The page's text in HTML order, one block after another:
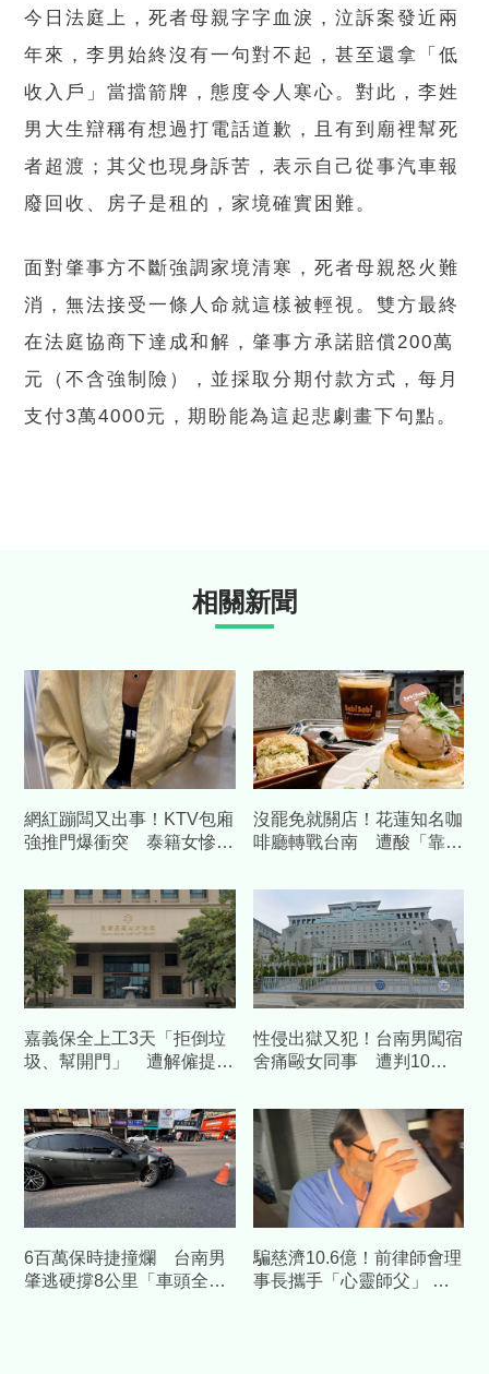
今日法庭上，死者母親字字血淚，泣訴案發近兩
年來，李男始終沒有一句對不起，甚至還拿「低
收入戶」當擋箭牌，態度令人寒心。對此，李姓
男大生辯稱有想過打電話道歉，且有到廟裡幫死
者超渡；其父也現身訴苦，表示自己從事汽車報
廢回收、房子是租的，家境確實困難。
面對肇事方不斷強調家境清寒，死者母親怒火難
消，無法接受一條人命就這樣被輕視。雙方最終
在法庭協商下達成和解，肇事方承諾賠償200萬
元（不含強制險），並採取分期付款方式，每月
支付3萬4000元，期盼能為這起悲劇畫下句點。
相關新聞
網紅蹦闆又出事！KTV包廂
強推門爆衝突 泰籍女慘遭
沒罷免就關店！花蓮知名咖
啡廳轉戰台南 遭酸「靠補
嘉義保全上工3天「拒倒垃
圾、幫開門」 遭解僱提告
性侵出獄又犯！台南男闖宿
舍痛毆女同事 遭判10
6百萬保時捷撞爛 台南男
肇逃硬撐8公里「車頭全
騙慈濟10.6億！前律師會理
事長攜手「心靈師父」 天